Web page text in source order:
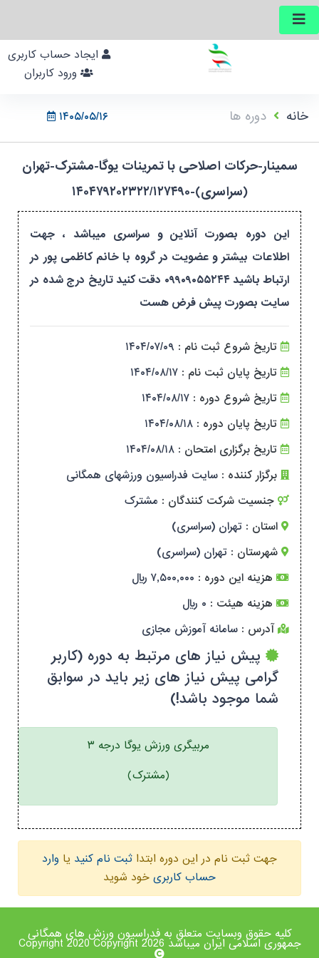
۱۴۰۵/۰۵/۱۶ خانه دوره ها
سمینار-حرکات اصلاحی با تمرینات یوگا-مشترک-تهران
(سراسری)-۱۴۰۴۷۹۲۰۲۳۲۲/۱۲۷۴۹۰
این دوره بصورت آنلاین و سراسری میباشد ، جهت
اطلاعات بیشتر و عضویت در گروه با خانم کاظمی پور در
ارتباط باشید ۰۹۹۰۹۰۵۵۲۴۴ دقت کنید تاریخ درج شده در
سایت بصورت پیش فرض هست
تاریخ شروع ثبت نام : ۱۴۰۴/۰۷/۰۹
تاریخ پایان ثبت نام : ۱۴۰۴/۰۸/۱۷
تاریخ شروع دوره : ۱۴۰۴/۰۸/۱۷
تاریخ پایان دوره : ۱۴۰۴/۰۸/۱۸
تاریخ برگزاری امتحان : ۱۴۰۴/۰۸/۱۸
برگزار کننده : سایت فدراسیون ورزشهای همگانی
جنسیت شرکت کنندگان : مشترک
استان : تهران (سراسری)
شهرستان : تهران (سراسری)
هزینه این دوره : ۷,۵۰۰,۰۰۰ ریال
هزینه هیئت : ۰ ریال
آدرس : سامانه آموزش مجازی
پیش نیاز های مرتبط به دوره (کاربر
گرامی پیش نیاز های زیر باید در سوابق
شما موجود باشد!)
مربیگری ورزش یوگا درجه ۳
(مشترک)
جهت ثبت نام در این دوره ابتدا ثبت نام کنید یا وارد
حساب کاربری خود شوید
کلیه حقوق وبسایت متعلق به فدراسیون ورزش های همگانی
جمهوری اسلامی ایران میباشد Copyright 2020 Copyright 2026